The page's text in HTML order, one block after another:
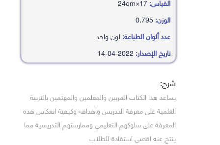
القياس:
الوزن:
عدد ألوان الطباعة: لون واحد
تاريخ الإصدار:
شرح:
يساعد هذا الكتاب المربين والمعلمين والمهتمين بالتربية
العلمية على معرفة التدريس وأهدافه وكيفية انعكاس هذه
المعرفة على سلوكهم التعليمي وممارستهم التدريسية مما
ينتج عنه اقصى استفادة للطلاب